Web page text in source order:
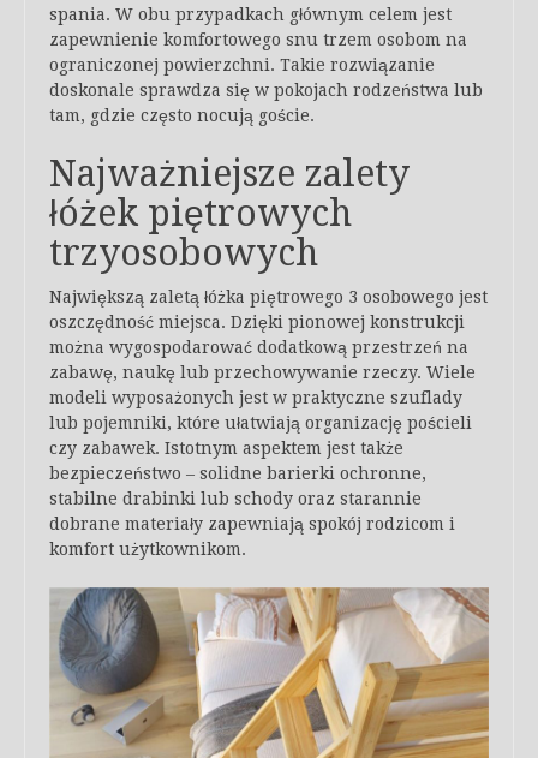
spania. W obu przypadkach głównym celem jest
zapewnienie komfortowego snu trzem osobom na
ograniczonej powierzchni. Takie rozwiązanie
doskonale sprawdza się w pokojach rodzeństwa lub
tam, gdzie często nocują goście.
Najważniejsze zalety
łóżek piętrowych
trzyosobowych
Największą zaletą łóżka piętrowego 3 osobowego jest
oszczędność miejsca. Dzięki pionowej konstrukcji
można wygospodarować dodatkową przestrzeń na
zabawę, naukę lub przechowywanie rzeczy. Wiele
modeli wyposażonych jest w praktyczne szuflady
lub pojemniki, które ułatwiają organizację pościeli
czy zabawek. Istotnym aspektem jest także
bezpieczeństwo – solidne barierki ochronne,
stabilne drabinki lub schody oraz starannie
dobrane materiały zapewniają spokój rodzicom i
komfort użytkownikom.